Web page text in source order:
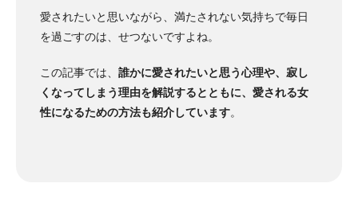
愛されたいと思いながら、満たされない気持ちで毎日
を過ごすのは、せつないですよね。
この記事では、 誰かに愛されたいと思う心理や、寂し
くなってしまう理由を解説するとともに、愛される女
性になるための方法も紹介しています。